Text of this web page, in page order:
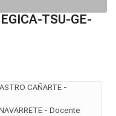
TSU-GE-
CAÑARTE -
- Docente